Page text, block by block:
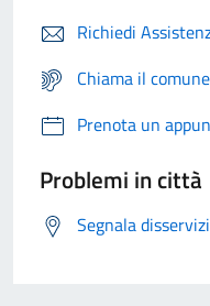
Richiedi
Chiama il
Prenota un
Problemi in città
Segnala